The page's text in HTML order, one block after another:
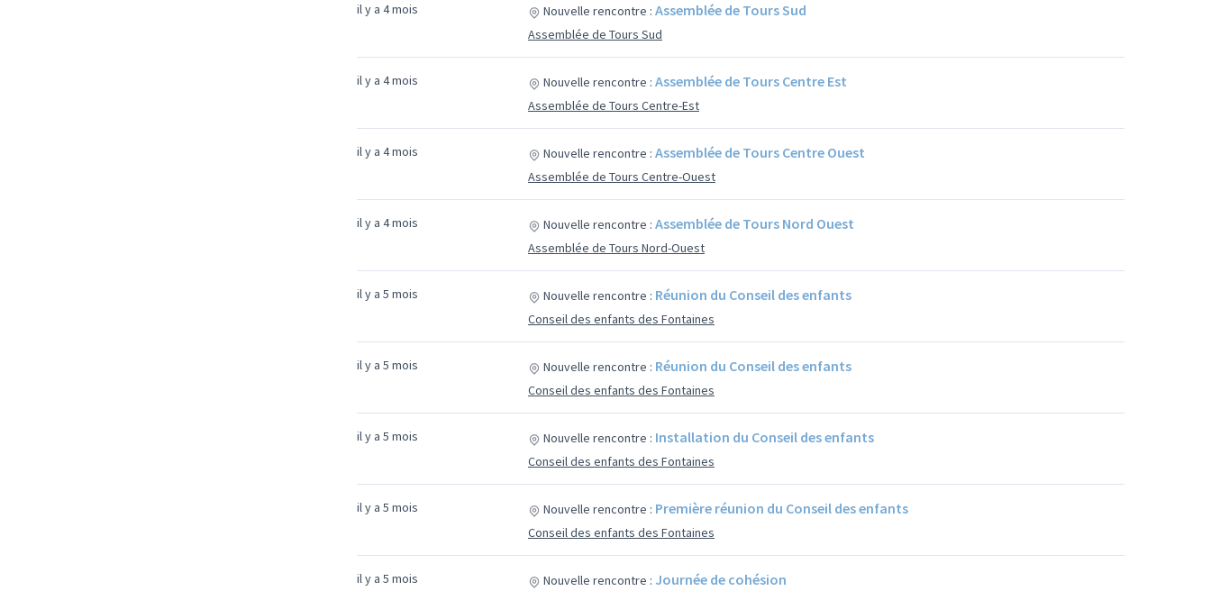
il y a 4 mois Nouvelle rencontre : Assemblée de Tours Sud
Assemblée de Tours Sud
il y a 4 mois Nouvelle rencontre : Assemblée de Tours Centre Est
Assemblée de Tours Centre-Est
il y a 4 mois Nouvelle rencontre : Assemblée de Tours Centre Ouest
Assemblée de Tours Centre-Ouest
il y a 4 mois Nouvelle rencontre : Assemblée de Tours Nord Ouest
Assemblée de Tours Nord-Ouest
il y a 5 mois Nouvelle rencontre : Réunion du Conseil des enfants
Conseil des enfants des Fontaines
il y a 5 mois Nouvelle rencontre : Réunion du Conseil des enfants
Conseil des enfants des Fontaines
il y a 5 mois Nouvelle rencontre : Installation du Conseil des enfants
Conseil des enfants des Fontaines
il y a 5 mois Nouvelle rencontre : Première réunion du Conseil des enfants
Conseil des enfants des Fontaines
il y a 5 mois Nouvelle rencontre : Journée de cohésion